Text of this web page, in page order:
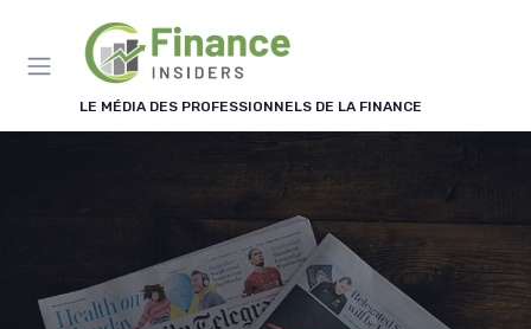
LE MÉDIA DES PROFESSIONNELS DE LA FINANCE